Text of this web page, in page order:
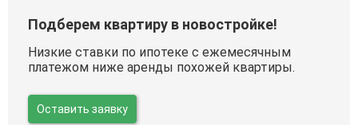
Подберем квартиру в новостройке!
Низкие ставки по ипотеке с ежемесячным
платежом ниже аренды похожей квартиры.
Оставить заявку